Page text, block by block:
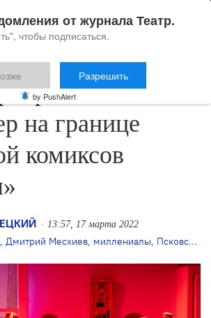
на границе
комиксов
13:57, 17 марта 2022
, Дмитрий Месхиев, миллениалы, Псковский театр драмы
от журнала Театр.
чтобы подписаться.
Разрешить
by PushAlert